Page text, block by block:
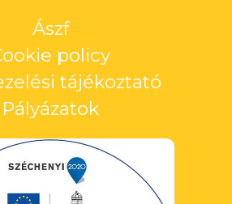
Ászf
policy
tájékoztató
Pályázatok